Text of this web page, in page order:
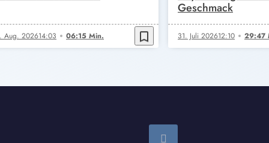
Aug. 202614:03 06:15 Min. bookmark_border
Geschmack
31. Juli 202612:10 29:47